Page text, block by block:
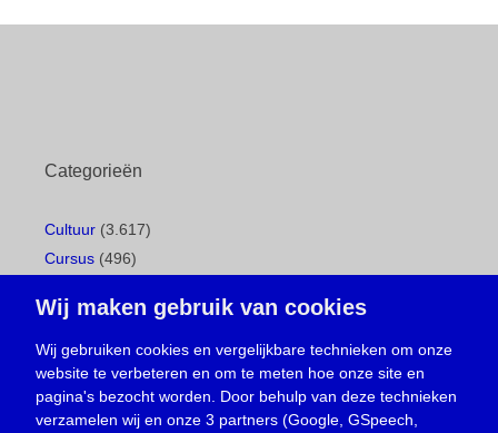
Categorieën
Cultuur (3.617)
Cursus (496)
Gemeentepagina(104)
Ingezonden brief(537)
Media(156)
Nieuws (23.329)
Wij maken gebruik van cookies
Wij gebruiken cookies en vergelijkbare technieken om onze
website te verbeteren en om te meten hoe onze site en
pagina's bezocht worden. Door behulp van deze technieken
verzamelen wij en onze 3 partners (Google, GSpeech,